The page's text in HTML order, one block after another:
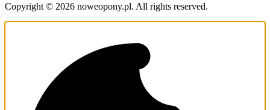
Copyright © 2026 noweopony.pl. All rights reserved.